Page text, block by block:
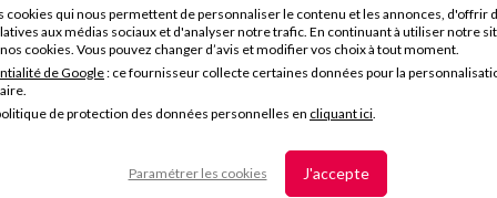
cookies qui nous permettent de personnaliser le contenu et les annonces, d'offrir
aux médias sociaux et d'analyser notre trafic. En continuant à utiliser notre
cookies. Vous pouvez changer d’avis et modifier vos choix à tout moment.
de Google: ce fournisseur collecte certaines données pour la
de protection des données personnelles en cliquant ici.
Paramétrer les cookies J'accepte